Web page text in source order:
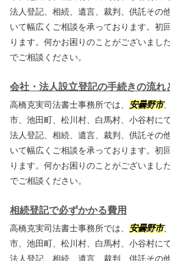
法人登記、相続、遺言、裁判、供託その
いて幅広くご相談を承っております。初
ります。何かお困りのことがございまし
でご相談ください。
会社・法人設立登記の手続きの流れ
高橋克実司法書士事務所では、 安曇野市
市、池田町、松川村、白馬村、小谷村に
法人登記、相続、遺言、裁判、供託その
いて幅広くご相談を承っております。初
ります。何かお困りのことがございまし
でご相談ください。
相続登記で必ずかかる費用
高橋克実司法書士事務所では、 安曇野市
市、池田町、松川村、白馬村、小谷村に
法人登記、相続、遺言、裁判、供託その